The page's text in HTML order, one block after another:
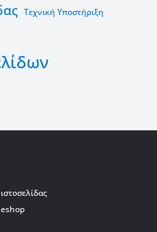
Τεχνική Υποστήριξη